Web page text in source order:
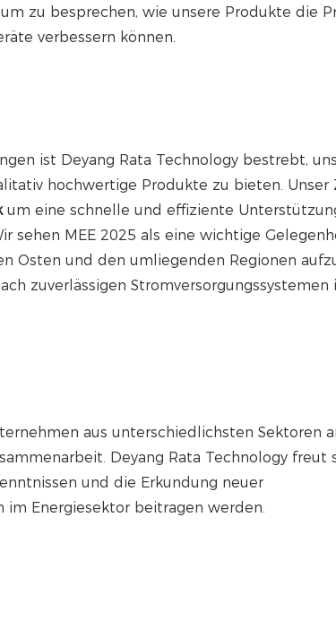
zu besprechen, wie unsere Produkte die
verbessern können.
ist Deyang Rata Technology bestrebt,
hochwertige Produkte zu bieten. Unser
um eine schnelle und effiziente
sehen MEE 2025 als eine wichtige
Osten und den umliegenden Regionen
zuverlässigen Stromversorgungssystemen
aus unterschiedlichsten Sektoren
Deyang Rata Technology freut
und die Erkundung neuer
im Energiesektor beitragen werden.